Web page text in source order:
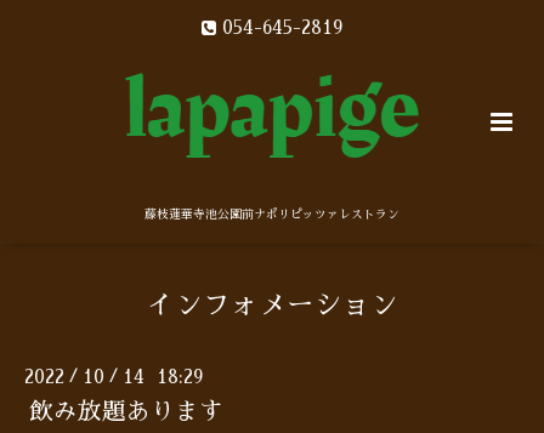
054-645-2819
藤枝蓮華寺池公園前ナポリピッツァレストラン
インフォメーション
2022 / 10 / 14 18:29
飲み放題あります